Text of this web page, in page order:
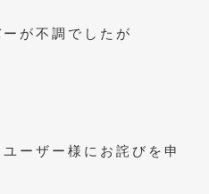
が不調でしたが
ーザー様にお詫びを申